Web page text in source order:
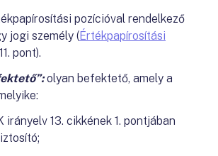
pozícióval rendelkező
jogi személy (Értékpapírosítási
pont).
olyan befektető, amely a
irányelv 13. cikkének 1. pontjában